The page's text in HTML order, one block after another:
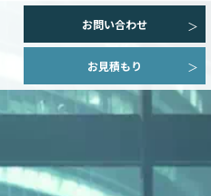
お問い合わせ
お見積もり